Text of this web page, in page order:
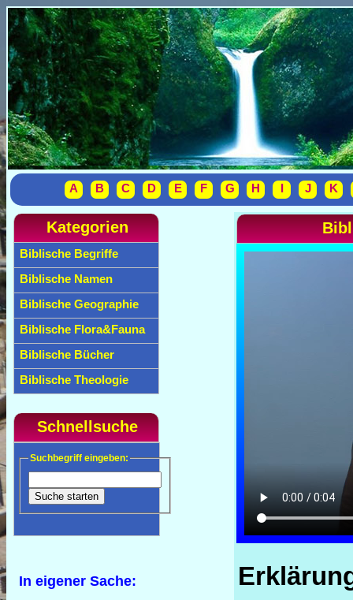
A B C D E F G H J K
Kategorien
Biblische Begriffe
Biblische Namen
Biblische Geographie
Biblische Flora&Fauna
Biblische Bücher
Biblische Theologie
Schnellsuche
Suchbegriff eingeben:
In eigener Sache: